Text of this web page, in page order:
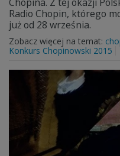
Radio Chopin, którego
już od 28 września.
Zobacz więcej na temat:
Konkurs Chopinowski 2015